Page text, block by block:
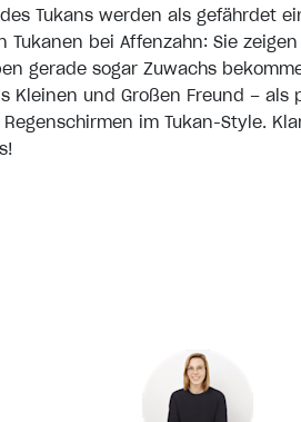
Tukans werden als gefährdet
Tukanen bei Affenzahn: Sie
gerade sogar Zuwachs
Kleinen und Großen Freund – als
im Tukan-Style.